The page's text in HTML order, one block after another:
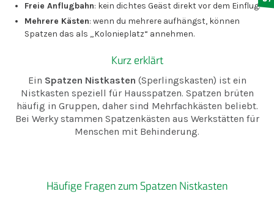
Freie Anflugbahn: kein dichtes Geäst direkt vor dem Einflug.
Mehrere Kästen: wenn du mehrere aufhängst, können
Spatzen das als „Kolonieplatz“ annehmen.
Kurz erklärt
Ein Spatzen Nistkasten (Sperlingskasten) ist ein
Nistkasten speziell für Hausspatzen. Spatzen brüten
häufig in Gruppen, daher sind Mehrfachkästen beliebt.
Bei Werky stammen Spatzenkästen aus Werkstätten für
Menschen mit Behinderung.
Häufige Fragen zum Spatzen Nistkasten